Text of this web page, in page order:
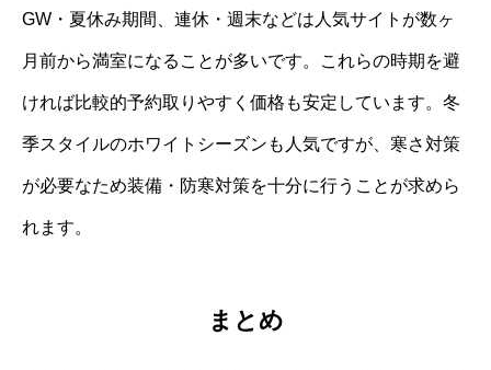
GW・夏休み期間、連休・週末などは人気サイトが数ヶ
月前から満室になることが多いです。これらの時期を避
ければ比較的予約取りやすく価格も安定しています。冬
季スタイルのホワイトシーズンも人気ですが、寒さ対策
が必要なため装備・防寒対策を十分に行うことが求めら
れます。
まとめ